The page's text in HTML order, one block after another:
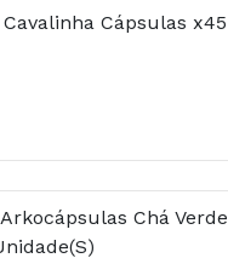
Cápsulas x45